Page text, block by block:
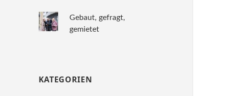
Gebaut, gefragt,
gemietet
KATEGORIEN